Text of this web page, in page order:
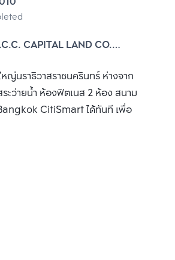
CAPITAL LAND CO.,
นราธิวาสราชนครินทร์ ห่างจาก
ว่ายน้ำ ห้องฟิตเนส 2 ห้อง สนาม
CitiSmart ได้ทันที เพื่อ